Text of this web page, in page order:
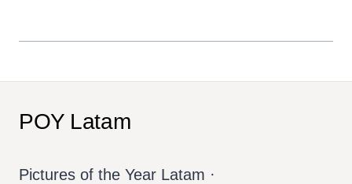
POY Latam
Pictures of the Year Latam ·